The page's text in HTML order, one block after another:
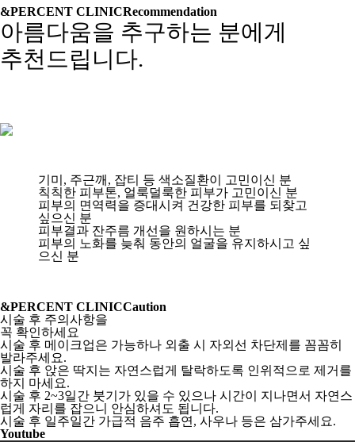
&PERCENT CLINICRecommendation
아름다움을 추구하는 분에게
추천드립니다.
기미, 주근깨, 잡티 등 색소질환이 고민이신 분
칙칙한 피부톤, 얼룩덜룩한 피부가 고민이신 분
피부의 면역력을 증대시켜 건강한 피부를 되찾고
싶으신 분
피부결과 잔주름 개선을 원하시는 분
피부의 노화를 늦춰 동안의 얼굴을 유지하시고 싶
으신 분
&PERCENT CLINICCaution
시술 후 주의사항을
꼭 확인하세요
시술 후 메이크업은 가능하나 외출 시 자외선 차단제를 꼼꼼히
발라주세요.
시술 후 앉은 딱지는 자연스럽게 탈락하도록 인위적으로 제거를
하지 마세요.
시술 후 2~3일간 붓기가 있을 수 있으나 시간이 지나면서 자연스
럽게 자리를 잡으니 안심하셔도 됩니다.
시술 후 일주일간 가급적 음주 흡연, 사우나 등은 삼가주세요.
Youtube